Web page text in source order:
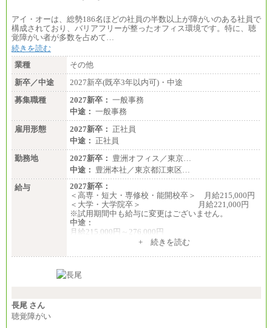
アイ・オーは、総勢186名ほどの社員の半数以上が障がいのある社員で
構成されており、バリアフリーが整ったオフィス環境です。特に、聴
覚障がい者が多数を占めて…
続きを読む
業種
その他
新卒／中途
2027新卒(既卒3年以内可)・中途
募集職種
2027新卒： 一般事務
中途： 一般事務
雇用形態
2027新卒： 正社員
中途： 正社員
勤務地
2027新卒： 豊洲オフィス／東京…
中途： 豊洲本社／東京都江東区…
給与
2027新卒：
＜高専・短大・専修校・能開校卒＞ 月給215,000円
＜大学・大学院卒＞ 月給221,000円
※試用期間中も給与に変更はございません。
中途：
月給215,000円～276,000円
※当社規定による月給制+ 続きを読む
長尾 さん
聴覚障がい